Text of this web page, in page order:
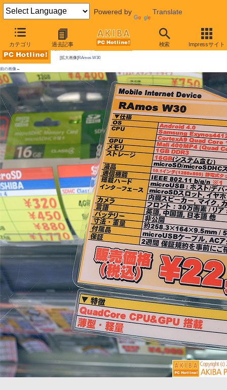
Powered by Translate
カテゴリ 過去記事 検索 Impressサイト
AKIBA PC Hotline!
[拡大画像] RAmos W30
前の画像←